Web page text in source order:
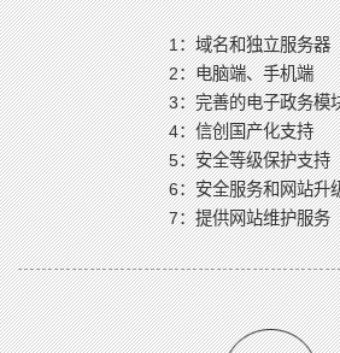
1：域名和独立服务器
2：电脑端、手机端
3：完善的电子政务模
4：信创国产化支持
5：安全等级保护支持
6：安全服务和网站升
7：提供网站维护服务